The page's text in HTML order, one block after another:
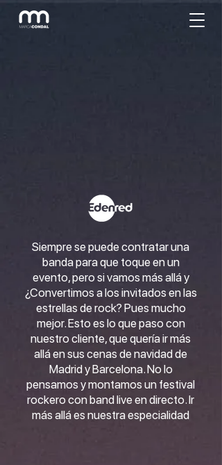
Siempre se puede contratar una
banda para que toque en un
evento, pero si vamos más allá y
¿Convertimos a los invitados en las
estrellas de rock? Pues mucho
mejor. Esto es lo que paso con
nuestro cliente, que quería ir más
allá en sus cenas de navidad de
Madrid y Barcelona. No lo
pensamos y montamos un festival
rockero con band live en directo. Ir
más allá es nuestra especialidad